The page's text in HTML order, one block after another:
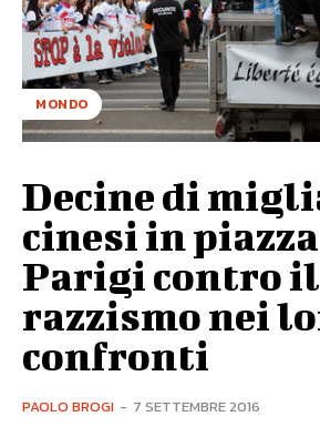
MONDO
Decine di
cinesi in piazza
Parigi contro il
razzismo nei
confronti
PAOLO BROGI - 7 SETTEMBRE 2016